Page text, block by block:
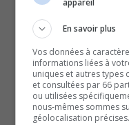
QUESTION DU
En savoir plus
Vos données à
informations liées à
uniques et autres types
et consultées par 66
ou utilisées
nous-mêmes sommes
géolocalisation précises.